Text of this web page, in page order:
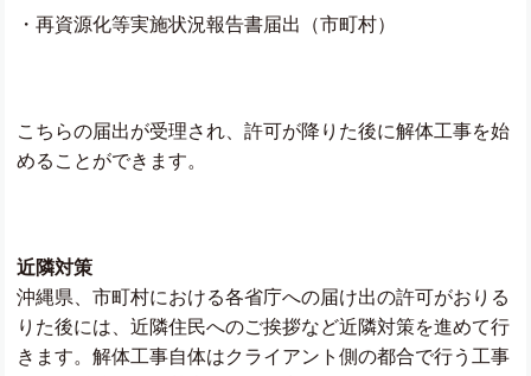
・再資源化等実施状況報告書届出（市町村）
こちらの届出が受理され、許可が降りた後に解体工事を始
めることができます。
近隣対策
沖縄県、市町村における各省庁への届け出の許可がおりる
りた後には、近隣住民へのご挨拶など近隣対策を進めて行
きます。解体工事自体はクライアント側の都合で行う工事